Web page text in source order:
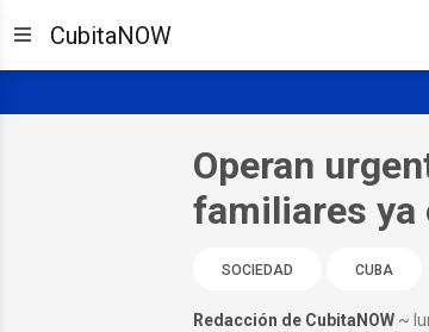
CubitaNOW
Operan
familiares ya
SOCIEDAD CUBA
Redacción de CubitaNOW ~